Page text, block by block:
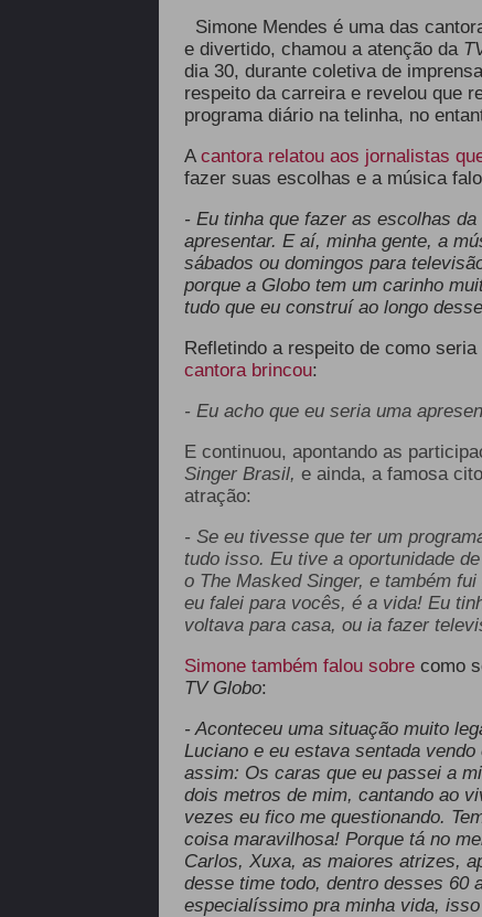
Simone Mendes é uma das
e divertido, chamou a atenção da
dia 30, durante coletiva de
respeito da carreira e revelou que
programa diário na telinha, no
A cantora relatou aos jornalistas
fazer suas escolhas e a música
- Eu tinha que fazer as escolhas
apresentar. E aí, minha gente, a
sábados ou domingos para
porque a Globo tem um carinho
tudo que eu construí ao longo
Refletindo a respeito de como
cantora brincou:
- Eu acho que eu seria uma
E continuou, apontando as
Singer Brasil, e ainda, a famosa
atração:
- Se eu tivesse que ter um
tudo isso. Eu tive a oportunidade
o The Masked Singer, e também
eu falei para vocês, é a vida! Eu
voltava para casa, ou ia fazer
Simone também falou sobrecomo
TV Globo:
- Aconteceu uma situação muito
Luciano e eu estava sentada
assim: Os caras que eu passei a
dois metros de mim, cantando ao
vezes eu fico me questionando.
coisa maravilhosa! Porque tá no
Carlos, Xuxa, as maiores atrizes,
desse time todo, dentro desses 60
especialíssimo pra minha vida, isso